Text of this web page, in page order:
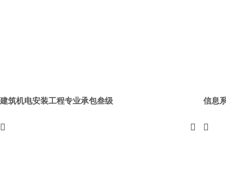
建筑机电安装工程专业承包叁级 信息